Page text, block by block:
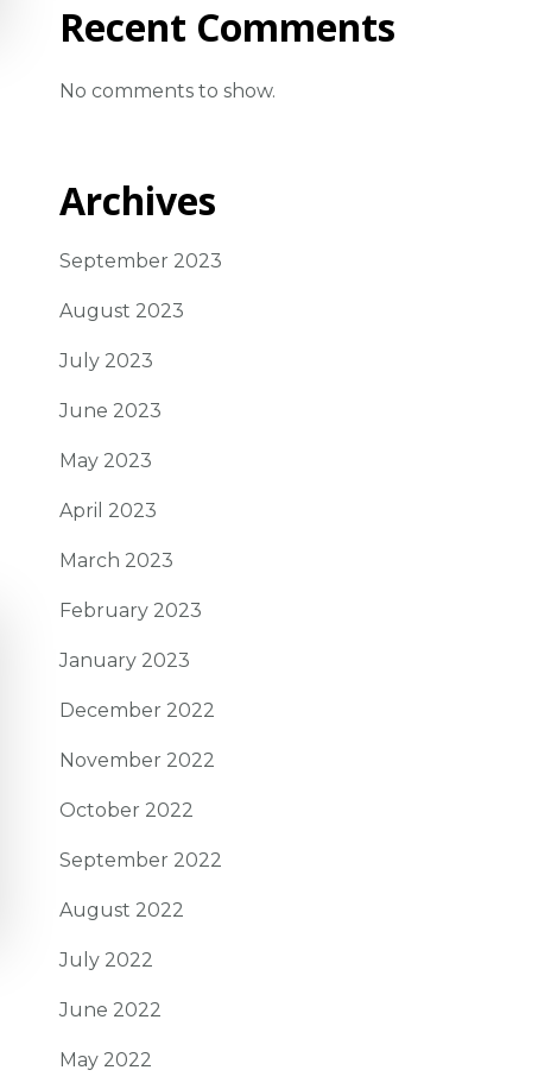
Recent Comments
No comments to show.
Archives
September 2023
August 2023
July 2023
June 2023
May 2023
April 2023
March 2023
February 2023
January 2023
December 2022
November 2022
October 2022
September 2022
August 2022
July 2022
June 2022
May 2022